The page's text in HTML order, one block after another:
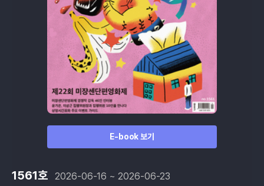
1561호 2026-06-16 ~ 2026-06-23
E-book 보기